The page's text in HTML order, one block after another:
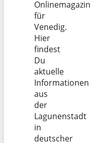
Onlinemagazin
für
Venedig.
Hier
findest
Du
aktuelle
Informationen
aus
der
Lagunenstadt
in
deutscher